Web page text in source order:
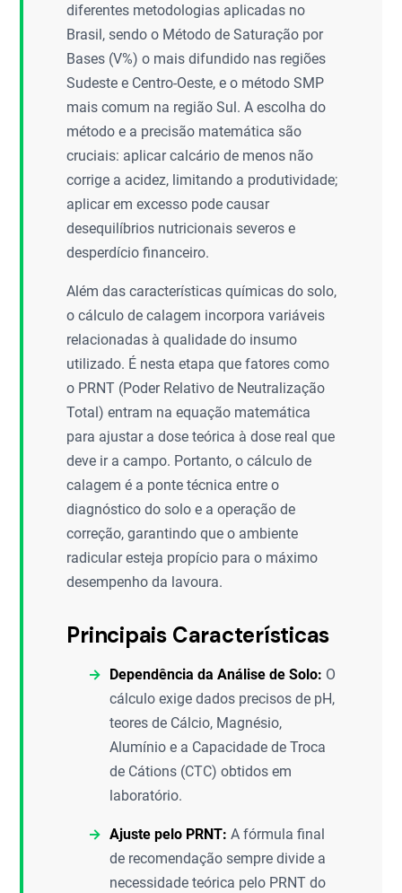
diferentes metodologias aplicadas no
Brasil, sendo o Método de Saturação por
Bases (V%) o mais difundido nas regiões
Sudeste e Centro-Oeste, e o método SMP
mais comum na região Sul. A escolha do
método e a precisão matemática são
cruciais: aplicar calcário de menos não
corrige a acidez, limitando a produtividade;
aplicar em excesso pode causar
desequilíbrios nutricionais severos e
desperdício financeiro.
Além das características químicas do solo,
o cálculo de calagem incorpora variáveis
relacionadas à qualidade do insumo
utilizado. É nesta etapa que fatores como
o PRNT (Poder Relativo de Neutralização
Total) entram na equação matemática
para ajustar a dose teórica à dose real que
deve ir a campo. Portanto, o cálculo de
calagem é a ponte técnica entre o
diagnóstico do solo e a operação de
correção, garantindo que o ambiente
radicular esteja propício para o máximo
desempenho da lavoura.
Principais Características
Dependência da Análise de Solo: O
cálculo exige dados precisos de pH,
teores de Cálcio, Magnésio,
Alumínio e a Capacidade de Troca
de Cátions (CTC) obtidos em
laboratório.
Ajuste pelo PRNT: A fórmula final
de recomendação sempre divide a
necessidade teórica pelo PRNT do